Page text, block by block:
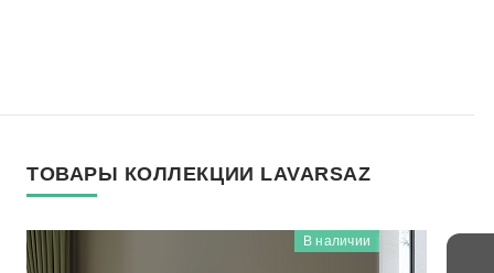
ТОВАРЫ КОЛЛЕКЦИИ LAVARSAZ
В наличии